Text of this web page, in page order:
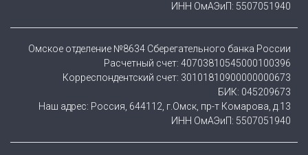
ИНН ОмАЭиП: 5507051940
Омское отделение №8634 Сберегательного банка России
Расчетный счет: 40703810545000100396
Корреспондентский счет: 30101810900000000673
БИК: 045209673
Наш адрес: Россия, 644112, г.Омск, пр-т Комарова, д.13
ИНН ОмАЭиП: 5507051940